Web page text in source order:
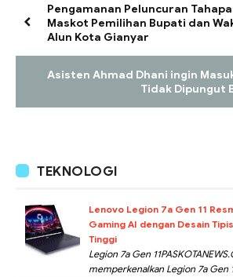
Pengamanan Peluncuran
Maskot Pemilihan Bupati dan
Alun Kota Gianyar
Asisten Ahmad Dhani ingin
Tidak Dipungut
TEKNOLOGI
Lenovo Legion 7a Gen 11
Gaming AI dengan Desain
Tinggi
Legion 7a Gen
memperkenalkan Legion 7a Gen